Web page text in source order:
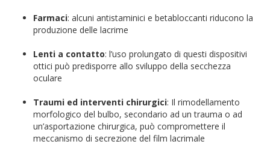
Farmaci: alcuni antistaminici e betabloccanti riducono la
produzione delle lacrime
Lenti a contatto: l’uso prolungato di questi dispositivi
ottici può predisporre allo sviluppo della secchezza
oculare
Traumi ed interventi chirurgici: Il rimodellamento
morfologico del bulbo, secondario ad un trauma o ad
un’asportazione chirurgica, può compromettere il
meccanismo di secrezione del film lacrimale